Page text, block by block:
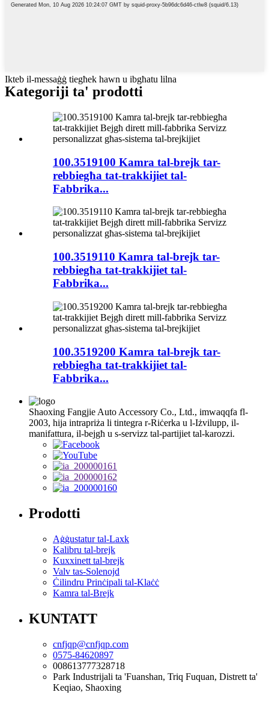
Ikteb il-messaġġ tiegħek hawn u ibgħatu lilna
Kategoriji ta' prodotti
100.3519100 Kamra tal-brejk tar-
rebbiegħa tat-trakkijiet tal-
Fabbrika...
100.3519110 Kamra tal-brejk tar-
rebbiegħa tat-trakkijiet tal-
Fabbrika...
100.3519200 Kamra tal-brejk tar-
rebbiegħa tat-trakkijiet tal-
Fabbrika...
Shaoxing Fangjie Auto Accessory Co., Ltd., imwaqqfa fl-
2003, hija intrapriża li tintegra r-Riċerka u l-Iżvilupp, il-
manifattura, il-bejgħ u s-servizz tal-partijiet tal-karozzi.
Prodotti
Aġġustatur tal-Laxk
Kalibru tal-brejk
Kuxxinett tal-brejk
Valv tas-Solenojd
Ċilindru Prinċipali tal-Klaċċ
Kamra tal-Brejk
KUNTATT
cnfjqp@cnfjqp.com
0575-84620897
008613777328718
Park Industrijali ta 'Fuanshan, Triq Fuquan, Distrett ta'
Keqiao, Shaoxing